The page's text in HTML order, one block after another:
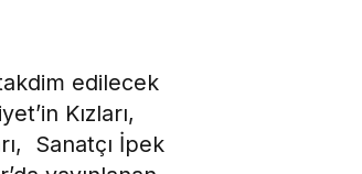
edilecek
Kızları,
Sanatçı İpek